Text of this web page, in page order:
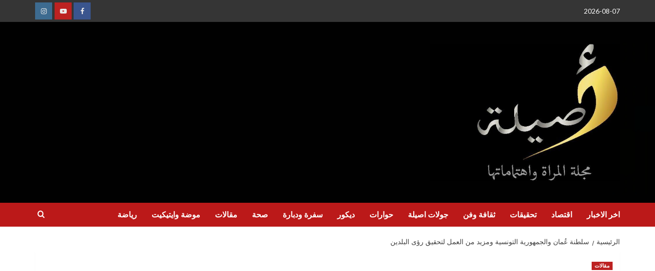
2026-08-07
عنصر
عنصر
عنصر
اخر الاخبار اقتصاد تحقيقات ثقافة وفن جولات اصيلة حوارات ديكور سفرة ودبارة صحة مقالات موضة وايتيكيت رياضة
الرئيسية سلطنة عُمان والجمهورية التونسية ومزيد من العمل لتحقيق رؤى البلدين
مقالات